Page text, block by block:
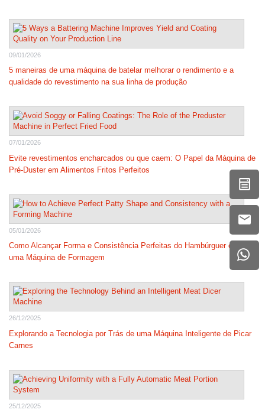
09/01/2026
5 maneiras de uma máquina de batelar melhorar o rendimento e a
qualidade do revestimento na sua linha de produção
07/01/2026
Evite revestimentos encharcados ou que caem: O Papel da Máquina de
Pré-Duster em Alimentos Fritos Perfeitos
05/01/2026
Como Alcançar Forma e Consistência Perfeitas do Hambúrguer com
uma Máquina de Formagem
26/12/2025
Explorando a Tecnologia por Trás de uma Máquina Inteligente de Picar
Carnes
25/12/2025